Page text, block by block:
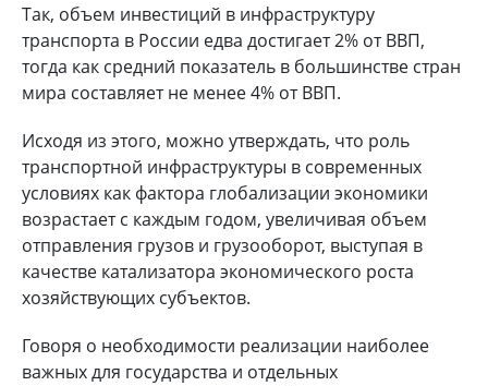
Так, объем инвестиций в инфраструктуру
транспорта в России едва достигает 2% от ВВП,
тогда как средний показатель в большинстве стран
мира составляет не менее 4% от ВВП.
Исходя из этого, можно утверждать, что роль
транспортной инфраструктуры в современных
условиях как фактора глобализации экономики
возрастает с каждым годом, увеличивая объем
отправления грузов и грузооборот, выступая в
качестве катализатора экономического роста
хозяйствующих субъектов.
Говоря о необходимости реализации наиболее
важных для государства и отдельных